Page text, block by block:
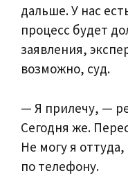
дальше. У нас
процесс будет
заявления,
возможно, суд.
— Я прилечу, —
Сегодня же.
Не могу я
по телефону.